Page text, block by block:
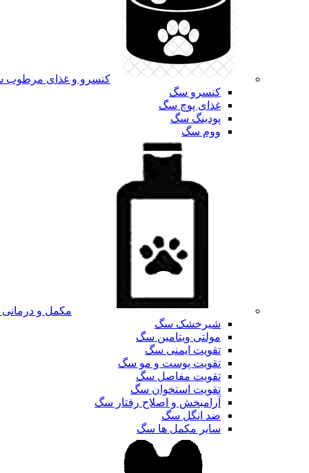
کنسرو و غذای
کنسرو سگ
غذای پوچ سگ
پودینگ سگ
ووم سگ
مکمل و
شیرخشک سگ
مولتی ویتامین سگ
تقویت ایمنی سگ
تقویت پوست و مو سگ
تقویت مفاصل سگ
تقویت استخوان سگ
آرامبخش و اصلاح رفتار سگ
ضد انگل سگ
سایر مکمل ها سگ